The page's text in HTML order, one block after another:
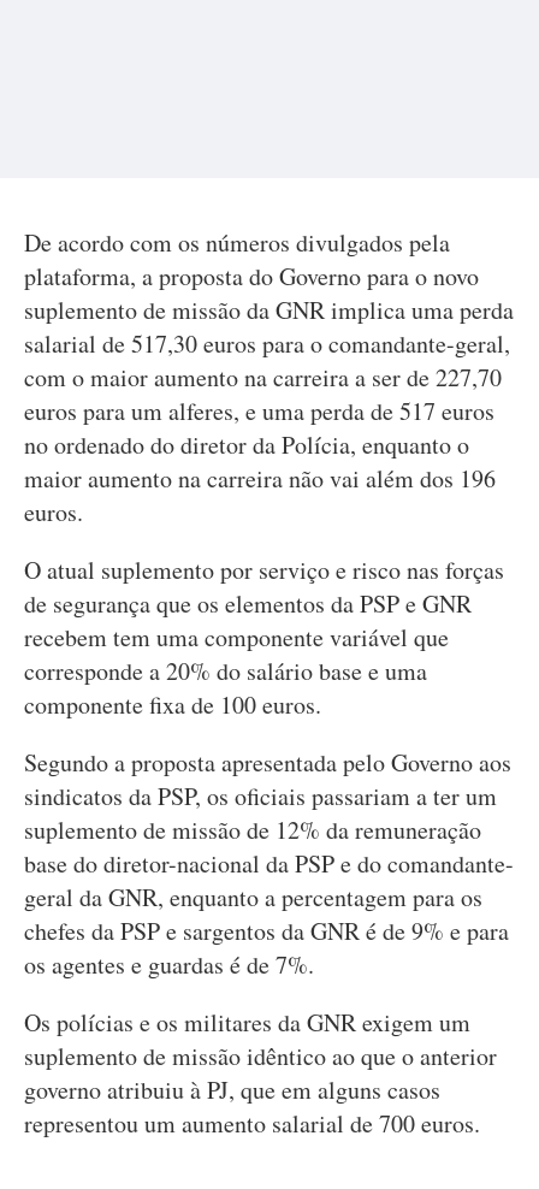
De acordo com os números divulgados pela
plataforma, a proposta do Governo para o novo
suplemento de missão da GNR implica uma perda
salarial de 517,30 euros para o comandante-geral,
com o maior aumento na carreira a ser de 227,70
euros para um alferes, e uma perda de 517 euros
no ordenado do diretor da Polícia, enquanto o
maior aumento na carreira não vai além dos 196
euros.
O atual suplemento por serviço e risco nas forças
de segurança que os elementos da PSP e GNR
recebem tem uma componente variável que
corresponde a 20% do salário base e uma
componente fixa de 100 euros.
Segundo a proposta apresentada pelo Governo aos
sindicatos da PSP, os oficiais passariam a ter um
suplemento de missão de 12% da remuneração
base do diretor-nacional da PSP e do comandante-
geral da GNR, enquanto a percentagem para os
chefes da PSP e sargentos da GNR é de 9% e para
os agentes e guardas é de 7%.
Os polícias e os militares da GNR exigem um
suplemento de missão idêntico ao que o anterior
governo atribuiu à PJ, que em alguns casos
representou um aumento salarial de 700 euros.